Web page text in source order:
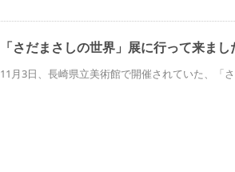
「さだまさしの世界」展に行って来ま
11月3日、長崎県立美術館で開催されていた、「